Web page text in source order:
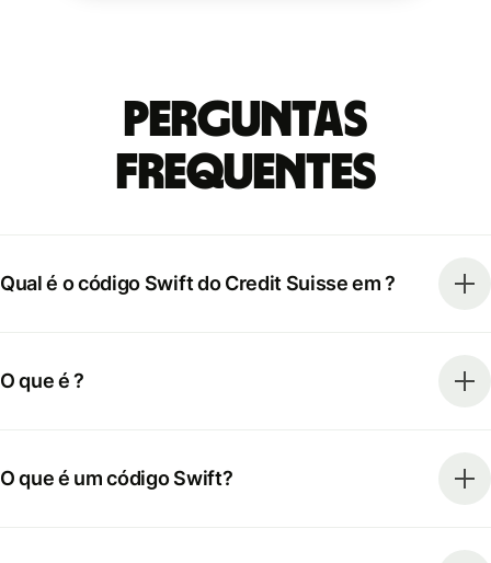
Perguntas
frequentes
Qual é o código Swift do Credit Suisse em ?
O que é ?
O que é um código Swift?